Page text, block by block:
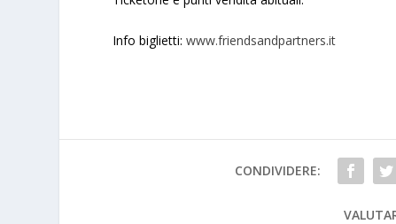
Info biglietti:www.friendsandpartners.it
CONDIVIDERE: